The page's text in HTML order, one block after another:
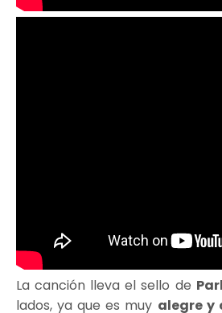
La canción lleva el sello de
lados, ya que es muy alegre y